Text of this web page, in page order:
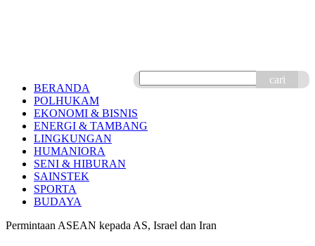
cari
BERANDA
POLHUKAM
EKONOMI & BISNIS
ENERGI & TAMBANG
LINGKUNGAN
HUMANIORA
SENI & HIBURAN
SAINSTEK
SPORTA
BUDAYA
Permintaan ASEAN kepada AS, Israel dan Iran